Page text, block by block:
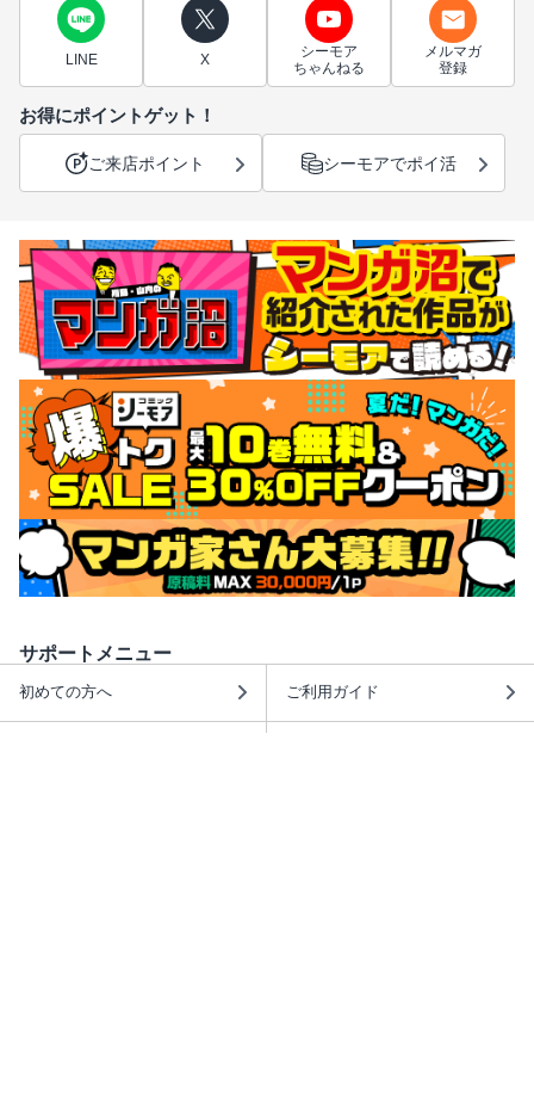
LINE X
シーモア
ちゃんねる
メルマガ
登録
お得にポイントゲット！
ご来店ポイント シーモアでポイ活
サポートメニュー
初めての方へ ご利用ガイド